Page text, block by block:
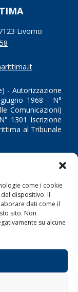
come i cookie
dispositivo. Il
dati come il
sito. Non
su alcune
Livorno
- Autorizzazione
1968 - N°
Comunicazioni)
1301 Iscrizione
al Tribunale